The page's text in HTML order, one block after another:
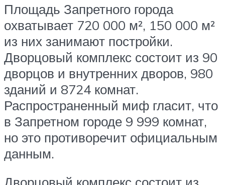
Площадь Запретного города
охватывает 720 000 м², 150 000 м²
из них занимают постройки.
Дворцовый комплекс состоит из 90
дворцов и внутренних дворов, 980
зданий и 8724 комнат.
Распространенный миф гласит, что
в Запретном городе 9 999 комнат,
но это противоречит официальным
данным.